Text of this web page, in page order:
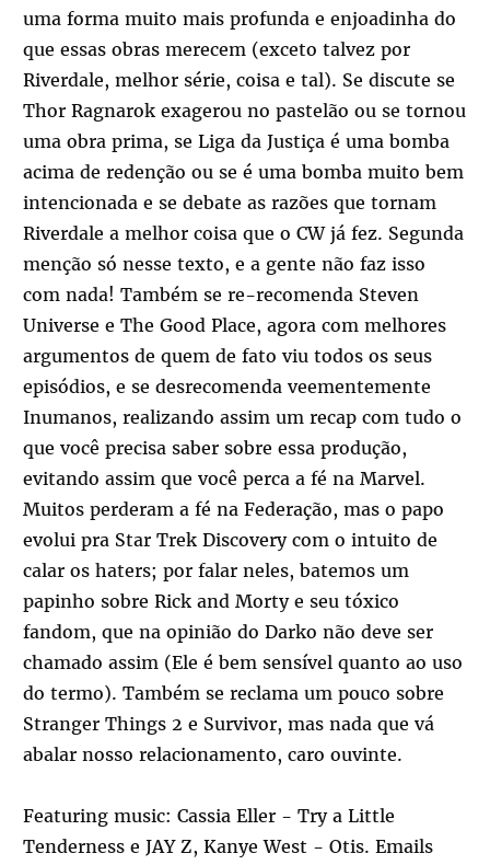
uma forma muito mais profunda e enjoadinha do
que essas obras merecem (exceto talvez por
Riverdale, melhor série, coisa e tal). Se discute se
Thor Ragnarok exagerou no pastelão ou se tornou
uma obra prima, se Liga da Justiça é uma bomba
acima de redenção ou se é uma bomba muito bem
intencionada e se debate as razões que tornam
Riverdale a melhor coisa que o CW já fez. Segunda
menção só nesse texto, e a gente não faz isso
com nada! Também se re-recomenda Steven
Universe e The Good Place, agora com melhores
argumentos de quem de fato viu todos os seus
episódios, e se desrecomenda veementemente
Inumanos, realizando assim um recap com tudo o
que você precisa saber sobre essa produção,
evitando assim que você perca a fé na Marvel.
Muitos perderam a fé na Federação, mas o papo
evolui pra Star Trek Discovery com o intuito de
calar os haters; por falar neles, batemos um
papinho sobre Rick and Morty e seu tóxico
fandom, que na opinião do Darko não deve ser
chamado assim (Ele é bem sensível quanto ao uso
do termo). Também se reclama um pouco sobre
Stranger Things 2 e Survivor, mas nada que vá
abalar nosso relacionamento, caro ouvinte.
Featuring music: Cassia Eller - Try a Little
Tenderness e JAY Z, Kanye West - Otis. Emails